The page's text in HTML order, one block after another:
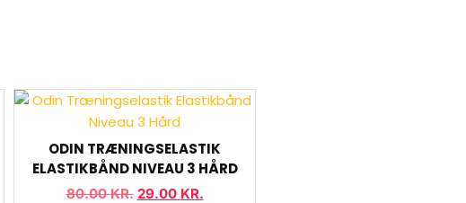
ODIN TRÆNINGSELASTIK
ELASTIKBÅND NIVEAU 3 HÅRD
80.00KR. 29.00 KR.